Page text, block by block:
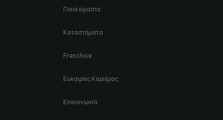
Ποιοί είμαστε
Καταστήματα
Franchise
Ευκαιρίες Καριέρας
Επικοινωνία